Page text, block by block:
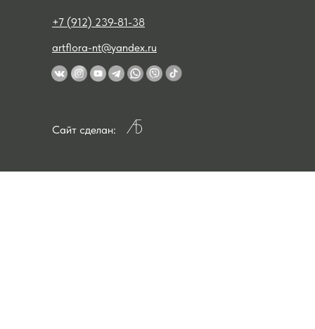
+7 (912) 239-81-38
artflora-nt@yandex.ru
Сайт сделан: